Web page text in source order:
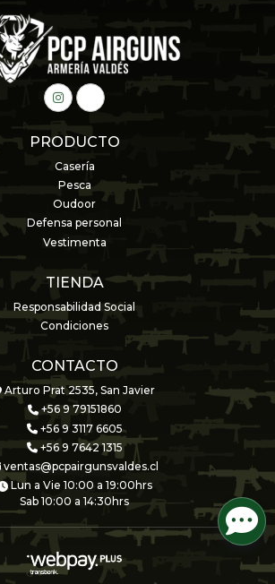
PRODUCTO
Casería
Pesca
Oudoor
Defensa personal
Vestimenta
TIENDA
Responsabilidad Social
Condiciones
CONTACTO
Arturo Prat 2535, San Javier
+56 9 79151860
+56 9 3117 6605
+56 9 7642 1315
ventas@pcpairgunsvaldes.cl
Lun a Vie 10:00 a 19:00hrs
Sab 10:00 a 14:30hrs